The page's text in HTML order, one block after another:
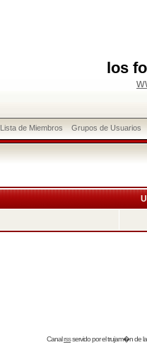
los
Lista de Miembros Grupos de Usuarios
Canalrssservido por eltrujam�nde